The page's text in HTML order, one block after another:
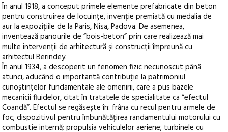
În anul 1918, a conceput primele elemente prefabricate din beton
pentru construirea de locuințe, invenție premiată cu medalia de
aur la expozițiile de la Paris, Nisa, Padova. De asemenea,
inventează panourile de “bois-beton” prin care realizează mai
multe intervenții de arhitectură și construcții împreună cu
arhitectul Berindey.
În anul 1934, a descoperit un fenomen fizic necunoscut până
atunci, aducând o importantă contribuție la patrimoniul
cunoștințelor fundamentale ale omenirii, care a pus bazele
mecanicii fluidelor, citat în tratatele de specialitate ca “efectul
Coandă”. Efectul se regăsește în: frâna cu recul pentru armele de
foc; dispozitivul pentru îmbunătățirea randamentului motorului cu
combustie internă; propulsia vehiculelor aeriene; turbinele cu